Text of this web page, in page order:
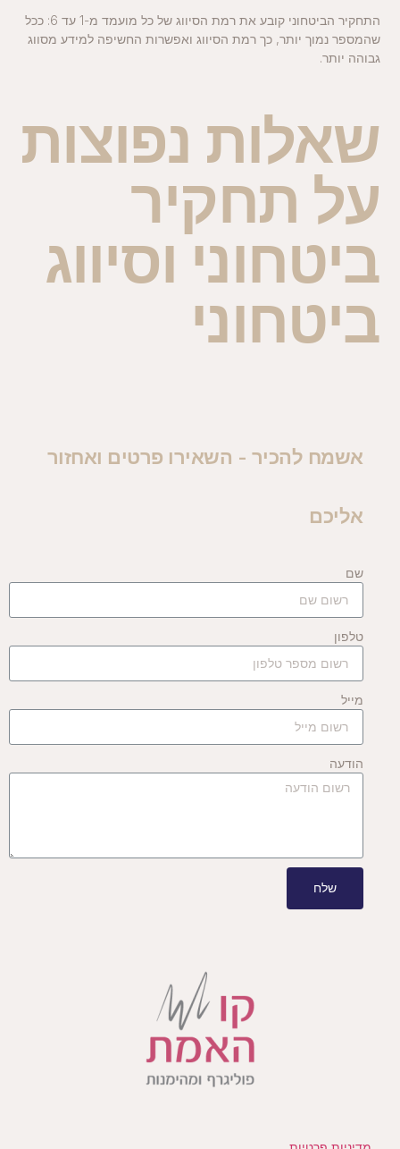
התחקיר הביטחוני קובע את רמת הסיווג של כל מועמד מ-1 עד 6: ככל
שהמספר נמוך יותר, כך רמת הסיווג ואפשרות החשיפה למידע מסווג
גבוהה יותר.
שאלות נפוצות
על תחקיר
ביטחוני וסיווג
ביטחוני​
אשמח להכיר - השאירו פרטים ואחזור
אליכם
שם
טלפון
מייל
הודעה
שלח